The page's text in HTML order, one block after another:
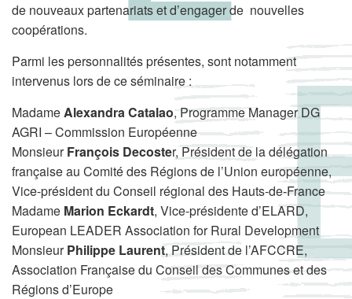
de nouveaux partenariats et d’engager de nouvelles
coopérations.
Parmi les personnalités présentes, sont notamment
intervenus lors de ce séminaire :
MadameAlexandra Catalao, Programme Manager DG
AGRI – Commission Européenne
MonsieurFrançois Decoster, Président de la délégation
française au Comité des Régions de l’Union européenne,
Vice-président du Conseil régional des Hauts-de-France
Madame Marion Eckardt, Vice-présidente d’ELARD,
European LEADER Association for Rural Development
MonsieurPhilippe Laurent, Président de l’AFCCRE,
Association Française du Conseil des Communes et des
Régions d’Europe